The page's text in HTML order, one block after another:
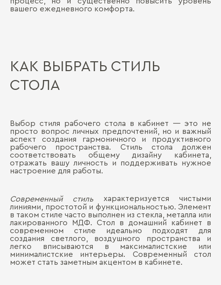
вашего ежедневного комфорта.
КАК ВЫБРАТЬ СТИЛЬ
СТОЛА
Выбор стиля рабочего стола в кабинет — это не
просто вопрос личных предпочтений, но и важный
аспект создания гармоничного и продуктивного
рабочего пространства. Стиль стола должен
соответствовать общему дизайну кабинета,
отражать вашу личность и поддерживать нужное
настроение для работы.
Современный стиль характеризуется чистыми
линиями, простотой и функциональностью. Элемент
в таком стиле часто выполнен из стекла, металла или
лакированного МДФ. Стол в домашний кабинет в
современном стиле идеально подходят для
создания светлого, воздушного пространства и
легко вписываются в максималистские или
минималистские интерьеры. Современный стол
может стать заметным акцентом в кабинете.